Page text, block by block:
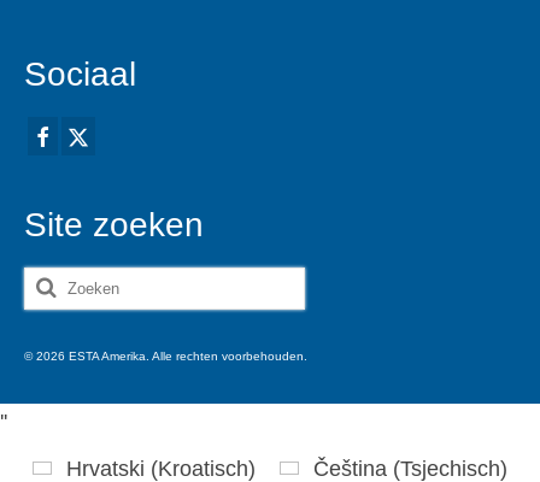
Sociaal
Site zoeken
Zoeken
naar:
© 2026 ESTA Amerika. Alle rechten voorbehouden.
''
Hrvatski (Kroatisch) Čeština (Tsjechisch)